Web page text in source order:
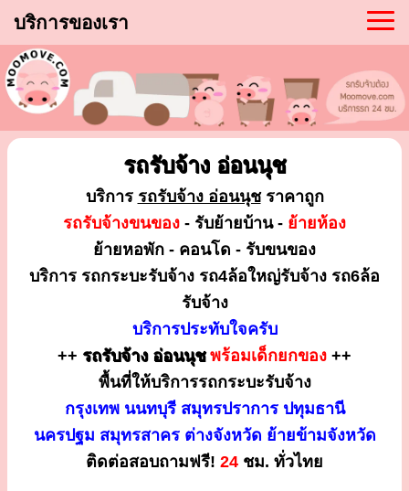
บริการของเรา
รถรับจ้าง อ่อนนุช
บริการ รถรับจ้าง อ่อนนุชราคาถูก
รถรับจ้างขนของ - รับย้ายบ้าน - ย้ายห้อง
ย้ายหอพัก - คอนโด - รับขนของ
บริการ รถกระบะรับจ้าง รถ4ล้อใหญ่รับจ้าง รถ6ล้อ
รับจ้าง
บริการประทับใจครับ
++ รถรับจ้าง อ่อนนุชพร้อมเด็กยกของ ++
พื้นที่ให้บริการรถกระบะรับจ้าง
กรุงเทพ นนทบุรี สมุทรปราการ ปทุมธานี
นครปฐม สมุทรสาคร ต่างจังหวัด ย้ายข้ามจังหวัด
ติดต่อสอบถามฟรี! 24 ชม. ทั่วไทย